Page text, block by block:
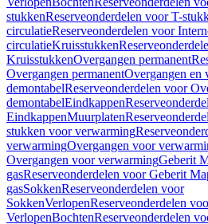
stukkenReserveonderdelen voor T-
circulatieReserveonderdelen voor
circulatieKruisstukken
KruisstukkenOvergangen permanent
Overgangen permanentOvergangen en
demontabelReserveonderdelen voor
demontabelEindkappen
EindkappenMuurplaten
stukken voor verwarming
verwarmingOvergangen voor
Overgangen voor verwarmingGeberit
gasReserveonderdelen voor Geberit
gasSokkenReserveonderdelen voor
SokkenVerlopenReserveonderdelen
VerlopenBochtenReserveonderdelen